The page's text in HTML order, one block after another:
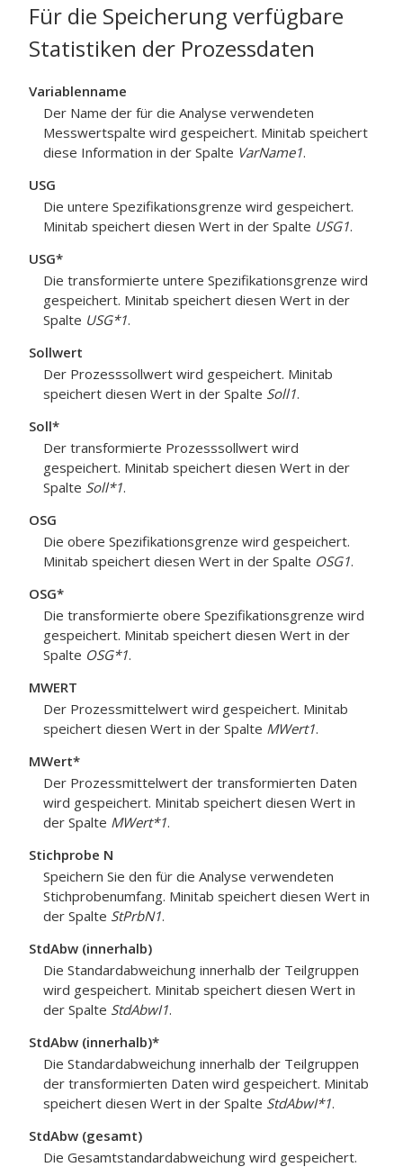
Für die Speicherung verfügbare
Statistiken der Prozessdaten
Variablenname
Der Name der für die Analyse verwendeten
Messwertspalte wird gespeichert. Minitab speichert
diese Information in der Spalte VarName1.
USG
Die untere Spezifikationsgrenze wird gespeichert.
Minitab speichert diesen Wert in der Spalte USG1.
USG*
Die transformierte untere Spezifikationsgrenze wird
gespeichert. Minitab speichert diesen Wert in der
Spalte USG*1.
Sollwert
Der Prozesssollwert wird gespeichert. Minitab
speichert diesen Wert in der Spalte Soll1.
Soll*
Der transformierte Prozesssollwert wird
gespeichert. Minitab speichert diesen Wert in der
Spalte Soll*1.
OSG
Die obere Spezifikationsgrenze wird gespeichert.
Minitab speichert diesen Wert in der Spalte OSG1.
OSG*
Die transformierte obere Spezifikationsgrenze wird
gespeichert. Minitab speichert diesen Wert in der
Spalte OSG*1.
MWERT
Der Prozessmittelwert wird gespeichert. Minitab
speichert diesen Wert in der Spalte MWert1.
MWert*
Der Prozessmittelwert der transformierten Daten
wird gespeichert. Minitab speichert diesen Wert in
der Spalte MWert*1.
Stichprobe N
Speichern Sie den für die Analyse verwendeten
Stichprobenumfang. Minitab speichert diesen Wert in
der Spalte StPrbN1.
StdAbw (innerhalb)
Die Standardabweichung innerhalb der Teilgruppen
wird gespeichert. Minitab speichert diesen Wert in
der Spalte StdAbwI1.
StdAbw (innerhalb)*
Die Standardabweichung innerhalb der Teilgruppen
der transformierten Daten wird gespeichert. Minitab
speichert diesen Wert in der Spalte StdAbwI*1.
StdAbw (gesamt)
Die Gesamtstandardabweichung wird gespeichert.